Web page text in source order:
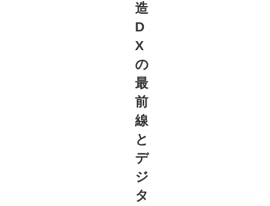
造
D
X
の
最
前
線
と
デ
ジ
タ